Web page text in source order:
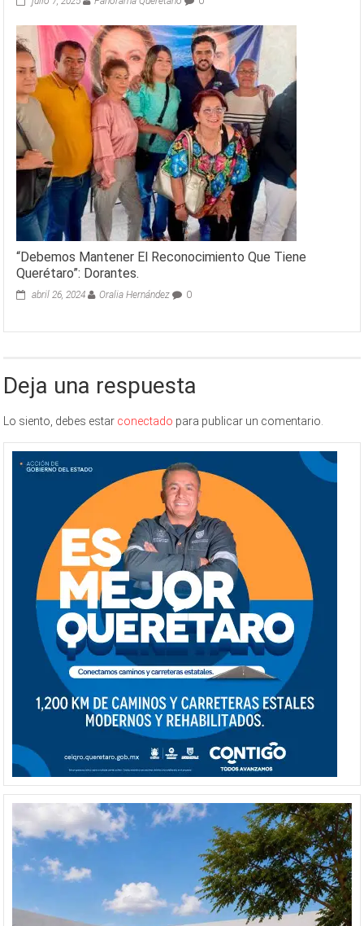
“Debemos Mantener El Reconocimiento Que Tiene
Querétaro”: Dorantes.
abril 26, 2024 Oralia Hernández 0
Deja una respuesta
Lo siento, debes estar conectado para publicar un comentario.